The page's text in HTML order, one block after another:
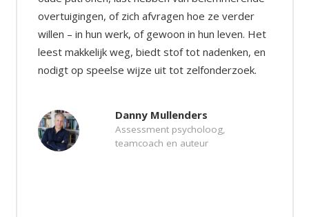
overtuigingen, of zich afvragen hoe ze verder
willen – in hun werk, of gewoon in hun leven. Het
leest makkelijk weg, biedt stof tot nadenken, en
nodigt op speelse wijze uit tot zelfonderzoek.
Danny Mullenders
Assessment psycholoog,
teamcoach en auteur